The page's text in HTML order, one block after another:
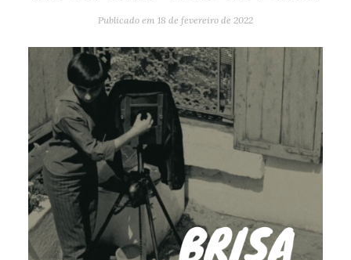
Publicado em 18 de fevereiro de 2022